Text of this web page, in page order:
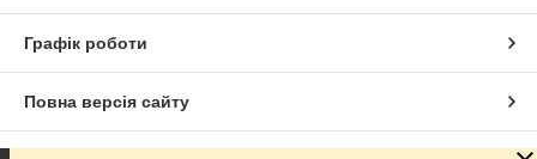
Графік роботи
Повна версія сайту